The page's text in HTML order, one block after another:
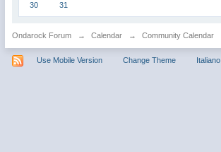
30 31
Ondarock Forum → Calendar → Community Calendar
Use Mobile Version Change Theme Italiano